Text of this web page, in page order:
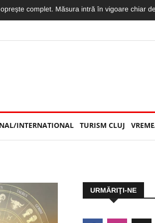
plin într-un TIR și motocicleta ia foc. Imagini
INTERNATIONAL TURISM CLUJ
URMĂRIŢI-NE